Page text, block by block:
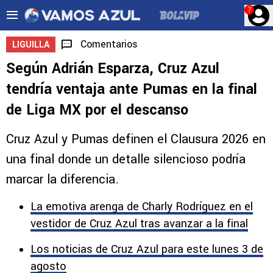
?
LIGUILLA Comentarios
Según Adrián Esparza, Cruz Azul
tendría ventaja ante Pumas en la final
de Liga MX por el descanso
Cruz Azul y Pumas definen el Clausura 2026 en
una final donde un detalle silencioso podría
marcar la diferencia.
La emotiva arenga de Charly Rodríguez en el
vestidor de Cruz Azul tras avanzar a la final
Los noticias de Cruz Azul para este lunes 3 de
agosto